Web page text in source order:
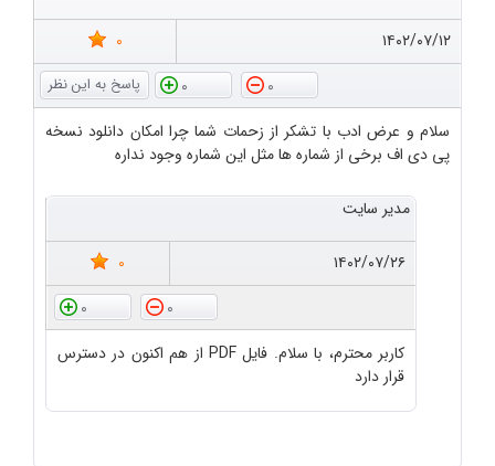
۱۴۰۲/۰۷/۱۲
0
0
0
سلام و عرض ادب با تشکر از زحمات شما چرا امکان دانلود نسخه
پی دی اف برخی از شماره ها مثل این شماره وجود نداره
مدیر سایت
۱۴۰۲/۰۷/۲۶
0
0
0
کاربر محترم، با سلام. فایل PDF از هم اکنون در دسترس
قرار دارد